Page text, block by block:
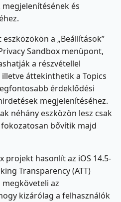
és
a „Beállítások”
Sandbox menüpont,
a részvétellel
áttekinthetik a Topics
érdeklődési
megjelenítéséhez.
néhány eszközön lesz csak
bővítik majd
projekt hasonlít az iOS 14.5-
Transparency (ATT)
megköveteli az
kizárólag a felhasználók